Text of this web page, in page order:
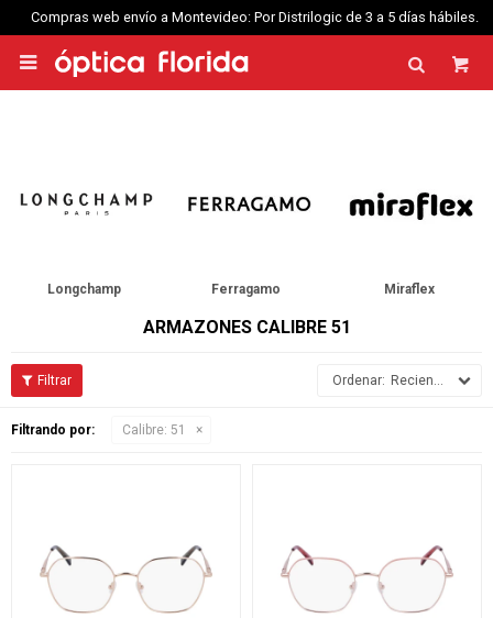
Compras web envío a Montevideo: Por Distrilogic de 3 a 5 días hábiles.

Longchamp Ferragamo Miraflex
ARMAZONES CALIBRE 51
Recientes
Filtrando por: Calibre: 51